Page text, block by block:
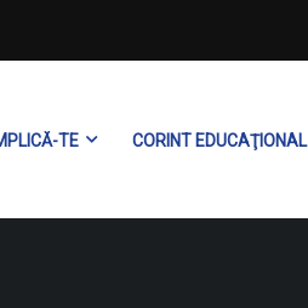
TE CORINT EDUCAŢIONAL